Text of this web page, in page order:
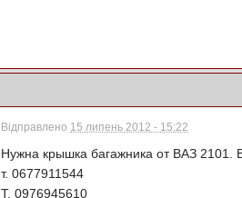
Відправлено 15 липень 2012 - 15:22
Нужна крышка багажника от ВАЗ
т. 0677911544
Т. 0976945610